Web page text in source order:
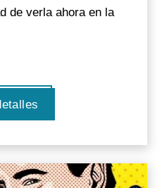
de verla ahora en la